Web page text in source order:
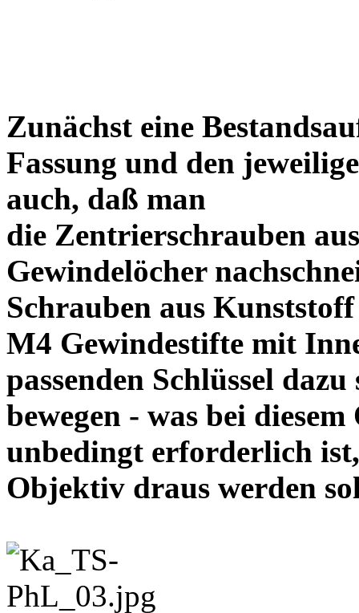
Zunächst eine
Fassung und den
auch, daß man
die Zentrierschrauben
Gewindelöcher
Schrauben aus
M4 Gewindestifte mit
passenden Schlüssel
bewegen - was bei
unbedingt erforderlich
Objektiv draus